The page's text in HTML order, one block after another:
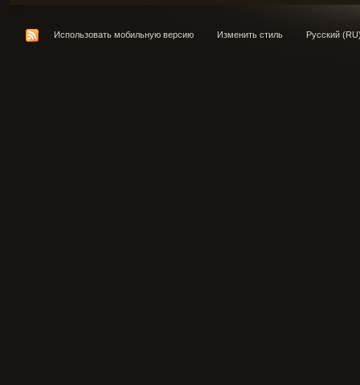
Использовать мобильную версию Изменить стиль Русский